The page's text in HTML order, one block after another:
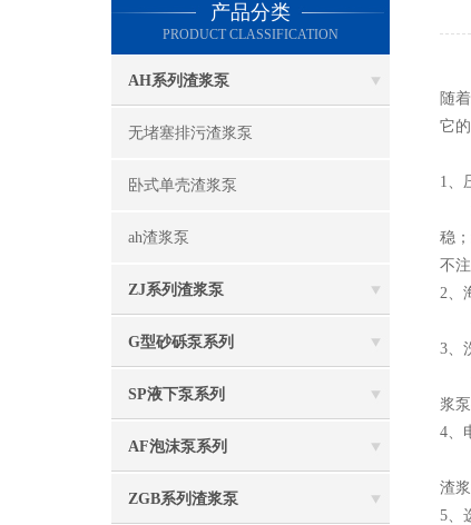
产品分类
PRODUCT CLASSIFICATION
AH系列渣浆泵
无堵塞排污渣浆泵
卧式单壳渣浆泵
ah渣浆泵
ZJ系列渣浆泵
G型砂砾泵系列
SP液下泵系列
AF泡沫泵系列
ZGB系列渣浆泵
随
它
1、
通
稳
不
2、
在
3、
有
浆
4、
在
渣
5、